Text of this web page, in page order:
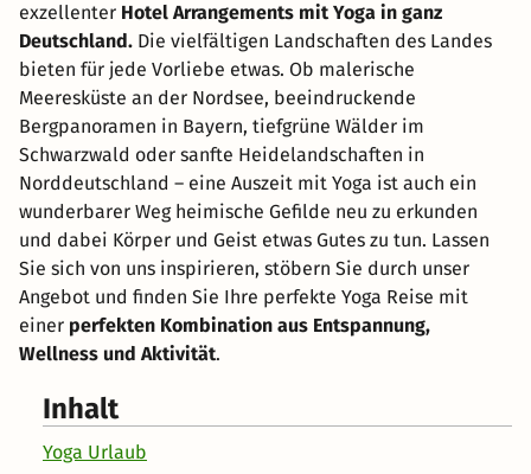
exzellenter Hotel Arrangements mit Yoga in ganz
Deutschland. Die vielfältigen Landschaften des Landes
bieten für jede Vorliebe etwas. Ob malerische
Meeresküste an der Nordsee, beeindruckende
Bergpanoramen in Bayern, tiefgrüne Wälder im
Schwarzwald oder sanfte Heidelandschaften in
Norddeutschland – eine Auszeit mit Yoga ist auch ein
wunderbarer Weg heimische Gefilde neu zu erkunden
und dabei Körper und Geist etwas Gutes zu tun. Lassen
Sie sich von uns inspirieren, stöbern Sie durch unser
Angebot und finden Sie Ihre perfekte Yoga Reise mit
einer perfekten Kombination aus Entspannung,
Wellness und Aktivität.
Inhalt
Yoga Urlaub